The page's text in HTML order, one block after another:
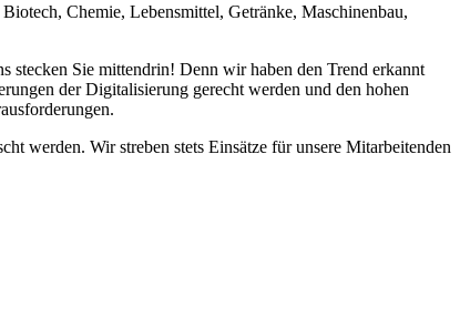
Chemie, Lebensmittel, Getränke, Maschinenbau,
Sie mittendrin! Denn wir haben den Trend erkannt
der Digitalisierung gerecht werden und den hohen
werden. Wir streben stets Einsätze für unsere Mitarbeitenden